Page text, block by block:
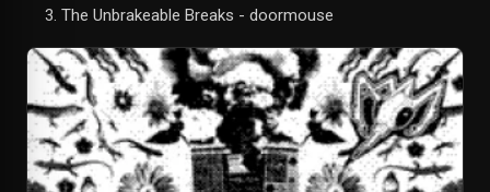
The Unbrakeable Breaks - doormouse